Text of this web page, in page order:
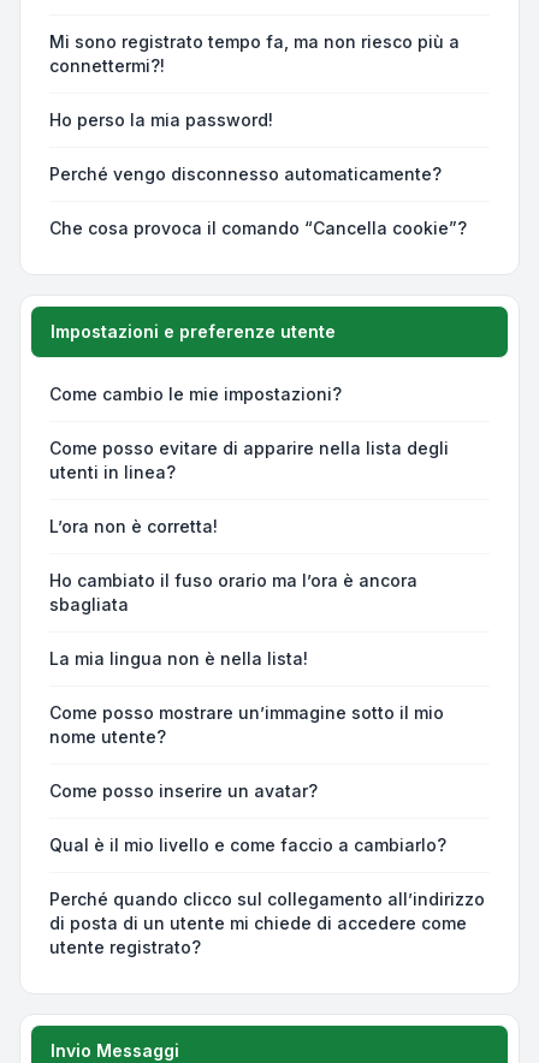
Mi sono registrato tempo fa, ma non riesco più a
connettermi?!
Ho perso la mia password!
Perché vengo disconnesso automaticamente?
Che cosa provoca il comando “Cancella cookie”?
Impostazioni e preferenze utente
Come cambio le mie impostazioni?
Come posso evitare di apparire nella lista degli
utenti in linea?
L’ora non è corretta!
Ho cambiato il fuso orario ma l’ora è ancora
sbagliata
La mia lingua non è nella lista!
Come posso mostrare un’immagine sotto il mio
nome utente?
Come posso inserire un avatar?
Qual è il mio livello e come faccio a cambiarlo?
Perché quando clicco sul collegamento all’indirizzo
di posta di un utente mi chiede di accedere come
utente registrato?
Invio Messaggi